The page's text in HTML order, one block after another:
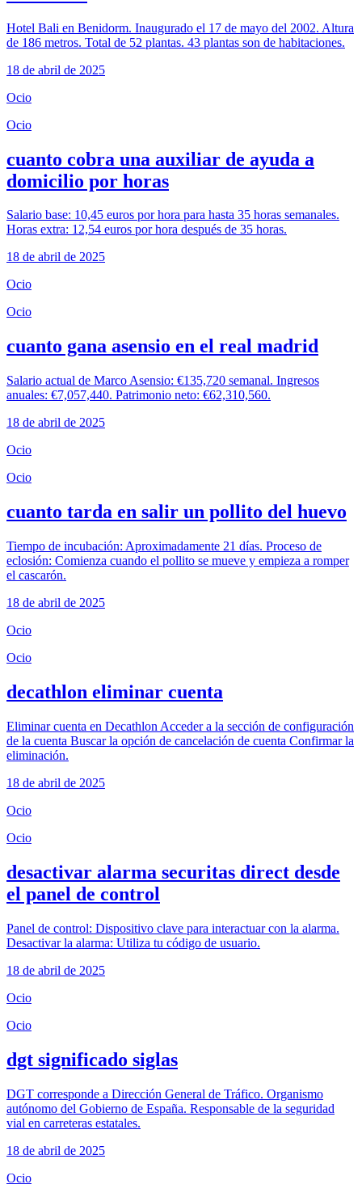
Hotel Bali en Benidorm. Inaugurado el 17 de mayo del 2002. Altura
de 186 metros. Total de 52 plantas. 43 plantas son de habitaciones.
18 de abril de 2025
Ocio
Ocio
cuanto cobra una auxiliar de ayuda a
domicilio por horas
Salario base: 10,45 euros por hora para hasta 35 horas semanales.
Horas extra: 12,54 euros por hora después de 35 horas.
18 de abril de 2025
Ocio
Ocio
cuanto gana asensio en el real madrid
Salario actual de Marco Asensio: €135,720 semanal. Ingresos
anuales: €7,057,440. Patrimonio neto: €62,310,560.
18 de abril de 2025
Ocio
Ocio
cuanto tarda en salir un pollito del huevo
Tiempo de incubación: Aproximadamente 21 días. Proceso de
eclosión: Comienza cuando el pollito se mueve y empieza a romper
el cascarón.
18 de abril de 2025
Ocio
Ocio
decathlon eliminar cuenta
Eliminar cuenta en Decathlon Acceder a la sección de configuración
de la cuenta Buscar la opción de cancelación de cuenta Confirmar la
eliminación.
18 de abril de 2025
Ocio
Ocio
desactivar alarma securitas direct desde
el panel de control
Panel de control: Dispositivo clave para interactuar con la alarma.
Desactivar la alarma: Utiliza tu código de usuario.
18 de abril de 2025
Ocio
Ocio
dgt significado siglas
DGT corresponde a Dirección General de Tráfico. Organismo
autónomo del Gobierno de España. Responsable de la seguridad
vial en carreteras estatales.
18 de abril de 2025
Ocio